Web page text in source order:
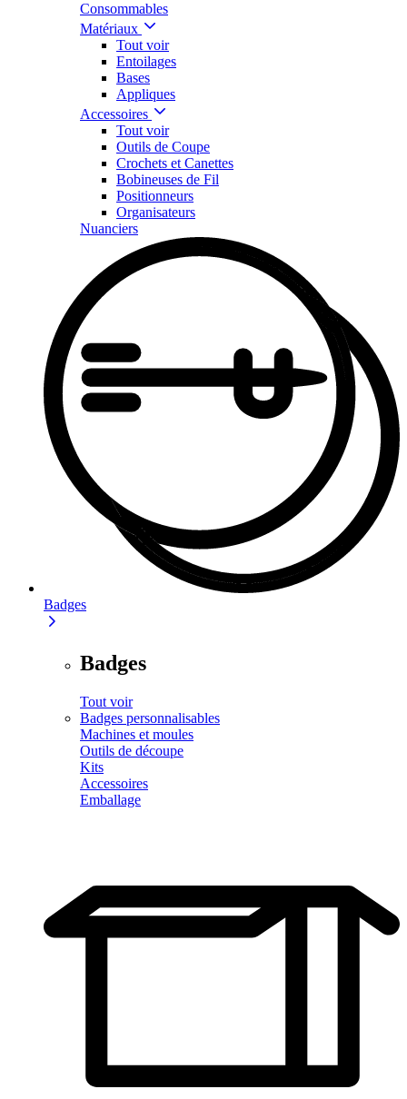
Consommables
Matériaux
Tout voir
Entoilages
Bases
Appliques
Accessoires
Tout voir
Outils de Coupe
Crochets et Canettes
Bobineuses de Fil
Positionneurs
Organisateurs
Nuanciers
Badges
Badges
Tout voir
Badges personnalisables
Machines et moules
Outils de découpe
Kits
Accessoires
Emballage